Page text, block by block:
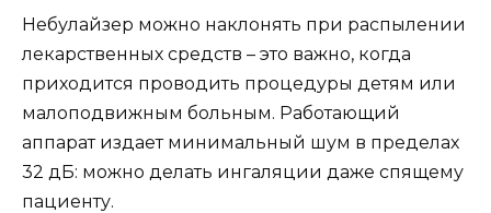
Небулайзер можно наклонять при распылении
лекарственных средств – это важно, когда
приходится проводить процедуры детям или
малоподвижным больным. Работающий
аппарат издает минимальный шум в пределах
32 дБ: можно делать ингаляции даже спящему
пациенту.